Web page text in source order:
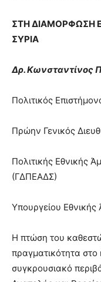
ΣΤΗ ΔΙΑΜΟΡΦΩΣΗ
ΣΥΡΙΑ
Δρ. Κωνσταντίνος
Πολιτικός
Πρώην Γενικός
Πολιτικής Εθνικής
(ΓΔΠΕΑΔΣ)
Υπουργείου
Η πτώση του
πραγματικότητα
συγκρουσιακό